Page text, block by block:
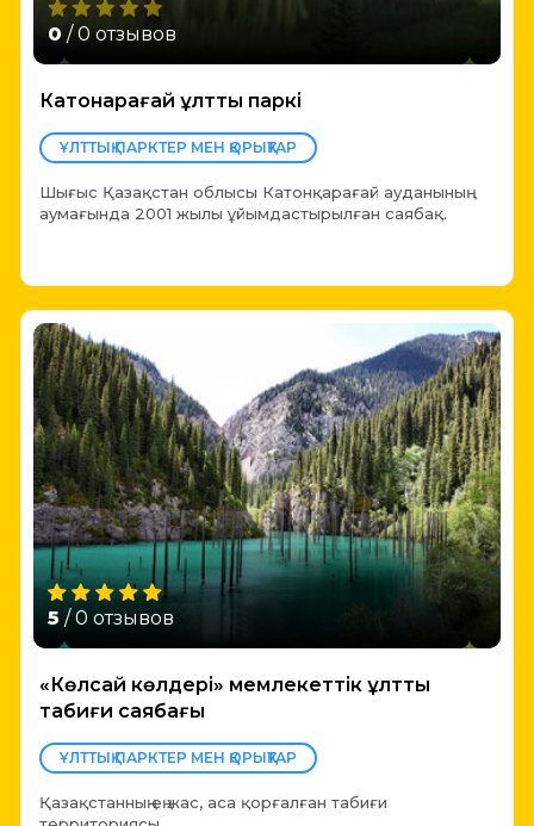
0 / 0 отзывов
Катонқарағай ұлттық паркі
ҰЛТТЫҚ ПАРКТЕР МЕН ҚОРЫҚТАР
Шығыс Қазақстан облысы Катонқарағай ауданының
аумағында 2001 жылы ұйымдастырылған саябақ.
5 / 0 отзывов
«Көлсай көлдері» мемлекеттік ұлттық
табиғи саябағы
ҰЛТТЫҚ ПАРКТЕР МЕН ҚОРЫҚТАР
Қазақстанның ең жас, аса қорғалған табиғи